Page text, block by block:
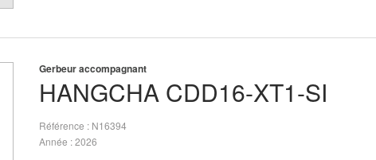
HANGCHA CDD16-XT1-SI
Gerbeur accompagnant
Référence
N16394
Année 2026